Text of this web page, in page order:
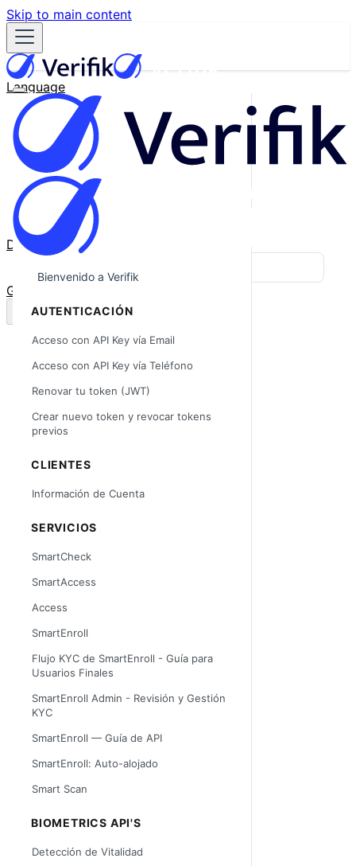
Skip to main content
Language
English
Español
Français
Português
한국어
日本語
中文
Docs
GitHub
Bienvenido a Verifik
AUTENTICACIÓN
Acceso con API Key vía Email
Acceso con API Key vía Teléfono
Renovar tu token (JWT)
Crear nuevo token y revocar tokens
previos
CLIENTES
Información de Cuenta
SERVICIOS
SmartCheck
SmartAccess
Access
SmartEnroll
Flujo KYC de SmartEnroll - Guía para
Usuarios Finales
SmartEnroll Admin - Revisión y Gestión
KYC
SmartEnroll — Guía de API
SmartEnroll: Auto-alojado
Smart Scan
BIOMETRICS API'S
Detección de Vitalidad